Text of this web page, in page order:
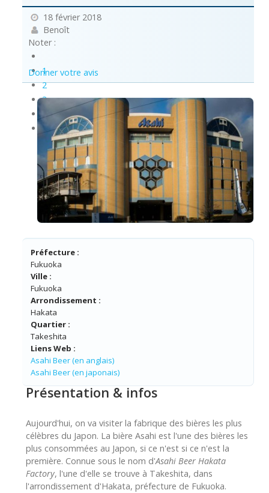
18 février 2018
Benoît
Noter :
1
2
3
5
Donner votre avis
Préfecture :
Fukuoka
Ville :
Fukuoka
Arrondissement :
Hakata
Quartier :
Takeshita
Liens Web :
Asahi Beer (en anglais)
Asahi Beer (en japonais)
Présentation & infos
Aujourd'hui, on va visiter la fabrique des bières les plus
célèbres du Japon. La bière Asahi est l'une des bières les
plus consommées au Japon, si ce n'est si ce n'est la
première. Connue sous le nom d'Asahi Beer Hakata
Factory, l'une d'elle se trouve à Takeshita, dans
l'arrondissement d'Hakata, préfecture de Fukuoka.